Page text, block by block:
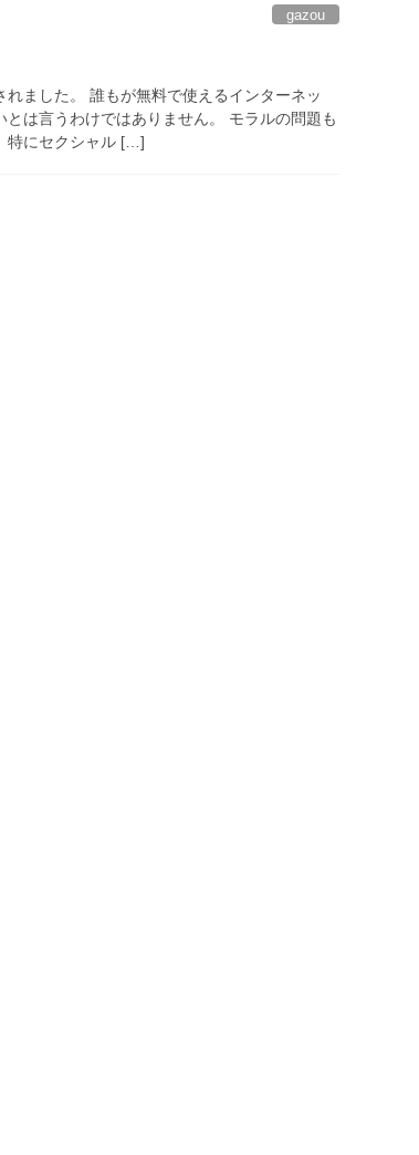
gazou
ました。 誰もが無料で使えるインターネッ
は言うわけではありません。 モラルの問題も
特にセクシャル […]